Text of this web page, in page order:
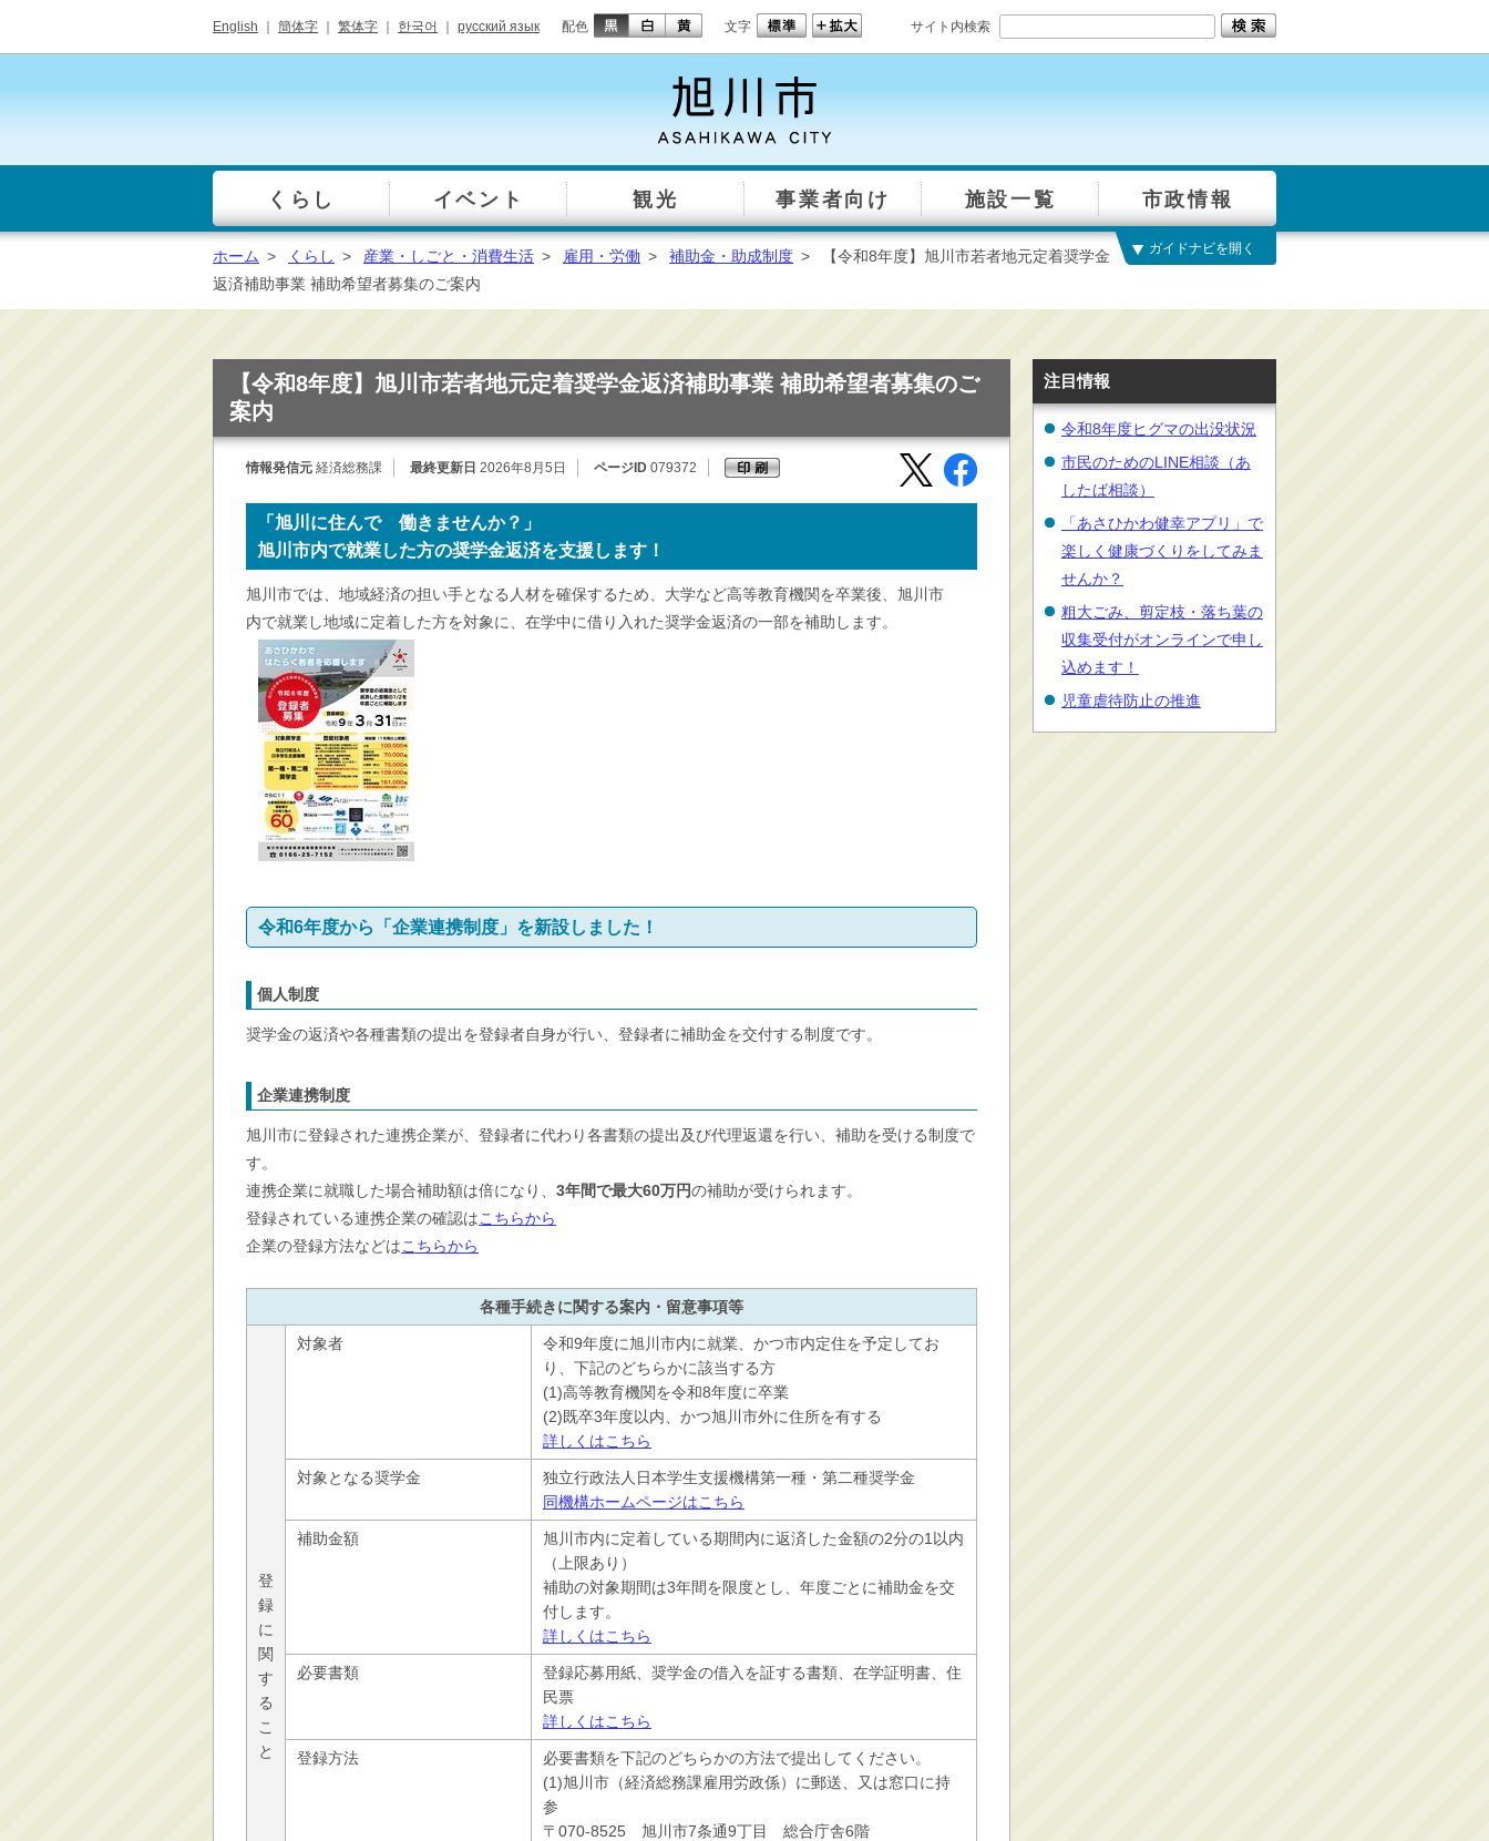
English 簡体字 繁体字 한국어 русский язык 配色 文字 サイト内検索
一覧
くらし イベント 観光 事業者向け 施設一覧 市政情報
総合窓口
手続き・届出（戸籍・
健康・福祉・衛生・ペ
ット
ごみ・リサイクル・環
消防・救急
防災・安全
学ぶ・文化・スポーツ
産業・しごと・消費生
移住情報
住宅・土地・都市計画
市民活動・参加・地域
まちづくり
水道・除雪・土木
公共交通・空港
その他
ガイドナビを開く
ホーム > くらし > 産業・しごと・消費生活 > 雇用・労働 > 補助金・助成制度 >
【令和8年度】旭川市若者地元定着奨学金
返済補助事業 補助希望者募集のご案内
【令和8年度】旭川市若者地元定着奨学金返済補助事業 補助希望者募集のご
案内
情報発信元 経済総務課 最終更新日 2026年8月5日 ページID 079372
「旭川に住んで 働きませんか？」
旭川市内で就業した方の奨学金返済を支援します！
旭川市では、地域経済の担い手となる人材を確保するため、大学など高等教育機関を卒業後、旭川市
内で就業し地域に定着した方を対象に、在学中に借り入れた奨学金返済の一部を補助します。
令和6年度から 「企業連携制度」 を新設しました！
個人制度
奨学金の返済や各種書類の提出を登録者自身が行い、登録者に補助金を交付する制度です。
企業連携制度
旭川市に登録された連携企業が、登録者に代わり各書類の提出及び代理返還を行い、補助を受ける制度で
す。
連携企業に就職した場合補助額は倍になり、 3年間で最大60万円の補助が受けられます。
登録されている連携企業の確認はこちらから
企業の登録方法などはこちらから
各種手続きに関する案内・留意事項等
登
録
に
関
す
る
こ
と
対象者
令和9年度に旭川市内に就業、かつ市内定住を予定してお
り、下記のどちらかに該当する方
(1)高等教育機関を令和8年度に卒業
(2)既卒3年度以内、かつ旭川市外に住所を有する
詳しくはこちら
対象となる奨学金
独立行政法人日本学生支援機構第一種・第二種奨学金
同機構ホームページはこちら
補助金額
旭川市内に定着している期間内に返済した金額の2分の1以内
（上限あり）
補助の対象期間は3年間を限度とし、年度ごとに補助金を交
付します。
詳しくはこちら
必要書類
登録応募用紙、奨学金の借入を証する書類、在学証明書、住
民票
詳しくはこちら
登録方法
必要書類を下記のどちらかの方法で提出してください。
(1)旭川市（経済総務課雇用労政係）に郵送、又は窓口に持
参
〒070-8525 旭川市7条通9丁目 総合庁舎6階
注目情報
令和8年度ヒグマの出没状況
市民のためのLINE相談（あ
したば相談）
「あさひかわ健幸アプリ」で
楽しく健康づくりをしてみま
せんか？
粗大ごみ、剪定枝・落ち葉の
収集受付がオンラインで申し
込めます！
児童虐待防止の推進